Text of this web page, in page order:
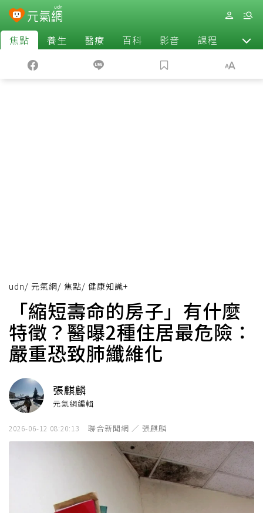
焦點 養生 醫療 百科 影音 課程 退休
udn/ 元氣網/ 焦點/ 健康知識+
「縮短壽命的房子」有什麼
特徵？醫曝2種住居最危險：
嚴重恐致肺纖維化
張麒麟
元氣網編輯
2026-06-12 08:20:13 聯合新聞網 ／ 張麒麟